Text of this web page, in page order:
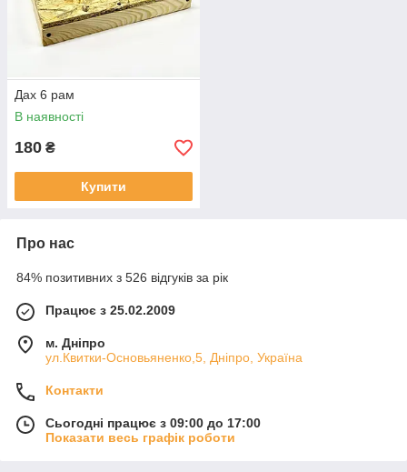
Дах 6 рам
В наявності
180 ₴
Купити
Про нас
84% позитивних з 526 відгуків за рік
Працює з 25.02.2009
м. Дніпро
ул.Квитки-Основьяненко,5, Дніпро, Україна
Контакти
Сьогодні працює з 09:00 до 17:00
Показати весь графік роботи